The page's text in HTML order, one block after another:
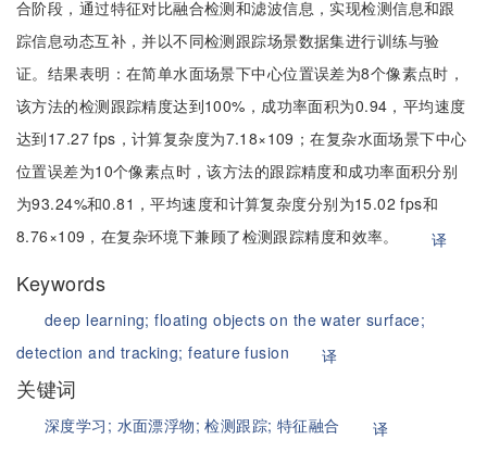
合阶段，通过特征对比融合检测和滤波信息，实现检测信息和跟
踪信息动态互补，并以不同检测跟踪场景数据集进行训练与验
证。结果表明：在简单水面场景下中心位置误差为8个像素点时，
该方法的检测跟踪精度达到100%，成功率面积为0.94，平均速度
达到17.27 fps，计算复杂度为7.18×109；在复杂水面场景下中心
位置误差为10个像素点时，该方法的跟踪精度和成功率面积分别
为93.24%和0.81，平均速度和计算复杂度分别为15.02 fps和
8.76×109，在复杂环境下兼顾了检测跟踪精度和效率。
译
Keywords
deep learning;floating objects on the water surface;
detection and tracking;feature fusion 译
关键词
深度学习; 水面漂浮物;检测跟踪;特征融合
译